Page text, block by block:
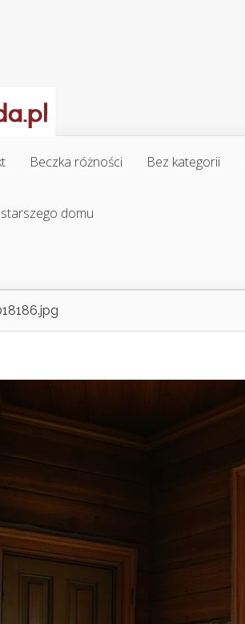
Beczka różności Bez kategorii
domu